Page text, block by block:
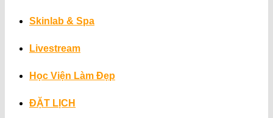
Skinlab & Spa
Livestream
Học Viện Làm Đẹp
ĐẶT LỊCH